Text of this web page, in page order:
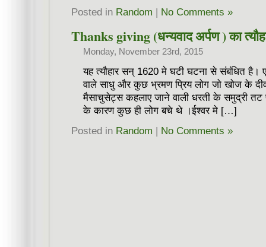
Posted in Random | No Comments »
Thanks giving (धन्यवाद अर्पण ) का
Monday, November 23rd, 2015
यह त्यौहार सन् 1620 मे घटी घटना से संबंधित है।
वाले साधु और कुछ भ्रमण प्रिय लोग जो खोज के
मैसाचुसेट्स कहलाए जाने वाली धरती के समुद्री तट
के कारण कुछ ही लोग बचे थे ।ईश्वर मे […]
Posted in Random | No Comments »